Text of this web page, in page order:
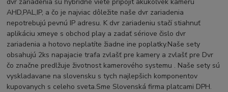
AHD,PAL,IP, a čo je najviac dôležite naše dvr zariadenia
nepotrebujú pevnú IP adresu. K dvr zariadeniu stačí stiahnuť
aplikáciu xmeye s obchod play a zadať sériove čislo dvr
zariadenia a hotovo neplatíte žiadne ine poplatky.Naše sety
obsahujú 2ks napajacie trafa zvlašť pre kamery a zvlašť pre Dvr
čo značne predlžuje životnost kamerového systemu . Naše sety sú
vyskladavane na slovensku s tych najlepšich komponentov
kupovanych s celeho sveta.Sme Slovenská firma platcami DPH.